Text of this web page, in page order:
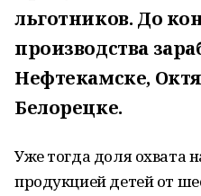
льготников. До
производства
Нефтекамске,
Белорецке.
Уже тогда доля охвата
продукцией детей от